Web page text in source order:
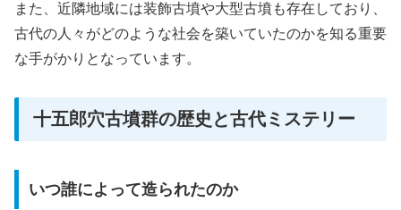
また、近隣地域には装飾古墳や大型古墳も存在しており、
古代の人々がどのような社会を築いていたのかを知る重要
な手がかりとなっています。
十五郎穴古墳群の歴史と古代ミステリー
いつ誰によって造られたのか